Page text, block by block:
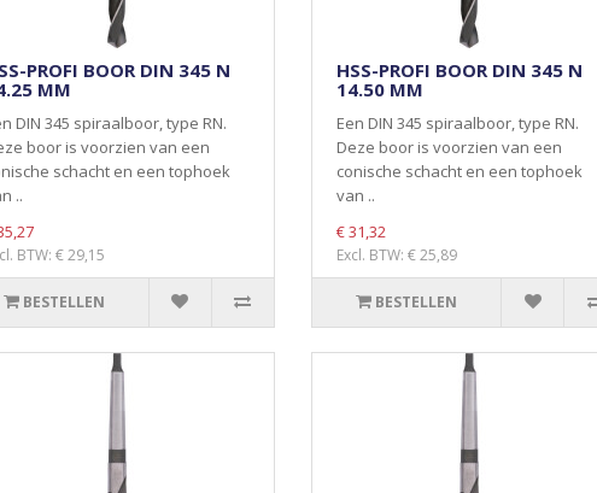
PROFI BOOR DIN 345 N
MM
DIN 345 spiraalboor, type RN.
boor is voorzien van een
schacht en een tophoek
..
BTW: € 29,15
BESTELLEN
HSS-PROFI BOOR DIN 345 N
14.50 MM
Een DIN 345 spiraalboor, type RN.
Deze boor is voorzien van een
conische schacht en een tophoek
van ..
€ 31,32
Excl. BTW: € 25,89
BESTELLEN